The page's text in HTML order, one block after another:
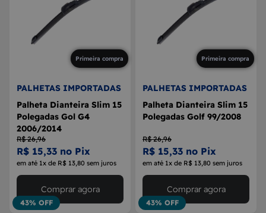
Primeira compra
PALHETAS IMPORTADAS
Palheta Dianteira Slim 15
Polegadas Gol G4
2006/2014
R$ 26,96
R$ 15,33 no Pix
em até 1x de R$ 13,80 sem juros
43% OFF
Comprar agora
Primeira compra
PALHETAS IMPORTADAS
Palheta Dianteira Slim 15
Polegadas Golf 99/2008
R$ 26,96
R$ 15,33 no Pix
em até 1x de R$ 13,80 sem juros
43% OFF
Comprar agora